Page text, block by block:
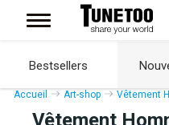
Bestsellers
Accueil Art-shop Vêtement
Vêtement